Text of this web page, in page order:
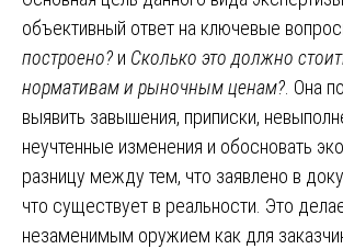
объективный ответ на ключевые
построено? и Сколько это должно
нормативам и рыночным ценам? . Она
выявить завышения, приписки,
неучтенные изменения и обосновать
разницу между тем, что заявлено в
что существует в реальности. Это
незаменимым оружием как для